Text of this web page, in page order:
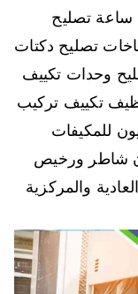
تصليح مكيفات خيطان نقدم خدمة 24 ساعة تصليح
تصليح دكتات
وحدات تكييف
تكييف تركيب
للمكيفات
شاطر ورخيص
والمركزية